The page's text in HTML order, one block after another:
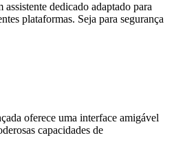
dedicado adaptado para
plataformas. Seja para segurança
oferece uma interface amigável
capacidades de